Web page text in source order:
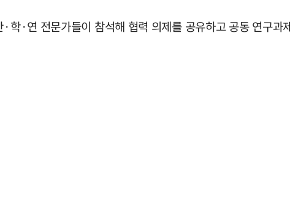
·연 전문가들이 참석해 협력 의제를 공유하고 공동 연구과